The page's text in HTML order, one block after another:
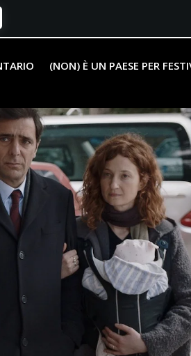
(NON) È UN PAESE PER